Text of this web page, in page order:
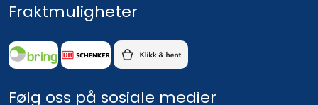
Fraktmuligheter
Følg oss på sosiale medier